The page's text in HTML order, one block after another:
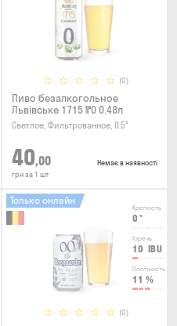
(0)
Пиво безалкогольное
Львівське 1715 №0 0.48л
Светлое, Фильтрованное, 0.5°
40,00
грн за 1 шт
Немає в наявності
Крепость
0 °
Горечь
10 IBU
Плотность
11 %
(0)
Только онлайн